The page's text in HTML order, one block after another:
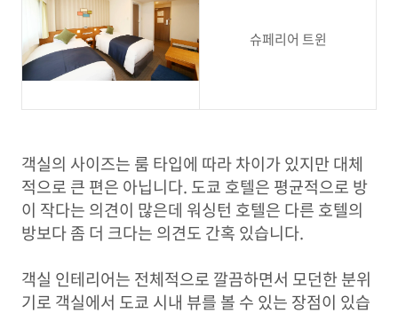
슈페리어 트윈
객실의 사이즈는 룸 타입에 따라 차이가 있지만 대체
적으로 큰 편은 아닙니다. 도쿄 호텔은 평균적으로 방
이 작다는 의견이 많은데 워싱턴 호텔은 다른 호텔의
방보다 좀 더 크다는 의견도 간혹 있습니다.
객실 인테리어는 전체적으로 깔끔하면서 모던한 분위
기로 객실에서 도쿄 시내 뷰를 볼 수 있는 장점이 있습